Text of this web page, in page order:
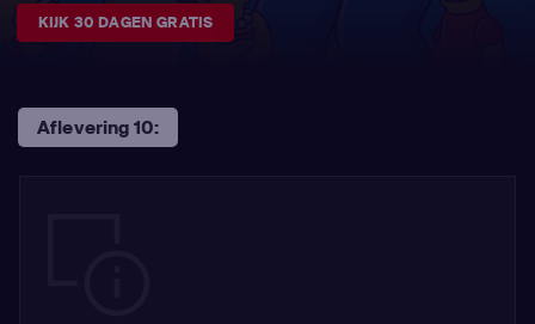
KIJK 30 DAGEN GRATIS
Aflevering 10: